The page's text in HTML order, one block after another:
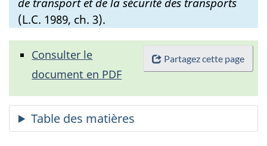
(L.C. 1989, ch. 3).
Partagez cette page
Consulter le
document en PDF